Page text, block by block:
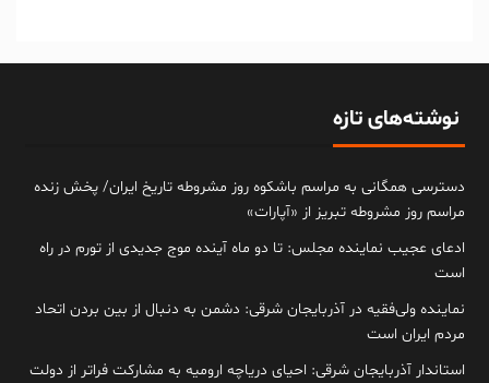
نوشته‌های تازه
دسترسی همگانی به مراسم باشکوه روز مشروطه تاریخ ایران/ پخش زنده
مراسم روز مشروطه تبریز از «آپارات»
ادعای عجیب نماینده مجلس: تا دو ماه آینده موج جدیدی از تورم در راه
است
نماینده ولی‌فقیه در آذربایجان شرقی: دشمن به دنبال از بین بردن اتحاد
مردم ایران است
استاندار آذربایجان شرقی: احیای دریاچه ارومیه به مشارکت فراتر از دولت